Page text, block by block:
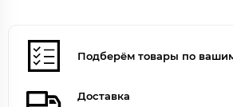
Подберём товары по
Доставка